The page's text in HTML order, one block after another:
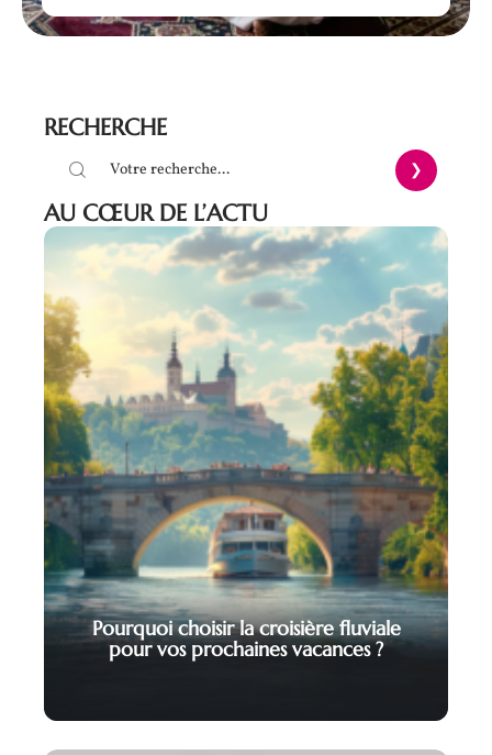
RECHERCHE
AU CŒUR DE L’ACTU
Pourquoi choisir la croisière fluviale
pour vos prochaines vacances ?